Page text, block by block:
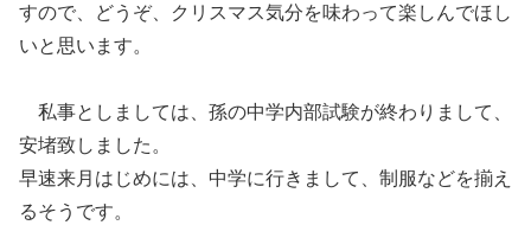
すので、どうぞ、クリスマス気分を味わって楽しんでほし
いと思います。
私事としましては、孫の中学内部試験が終わりまして、
安堵致しました。
早速来月はじめには、中学に行きまして、制服などを揃え
るそうです。